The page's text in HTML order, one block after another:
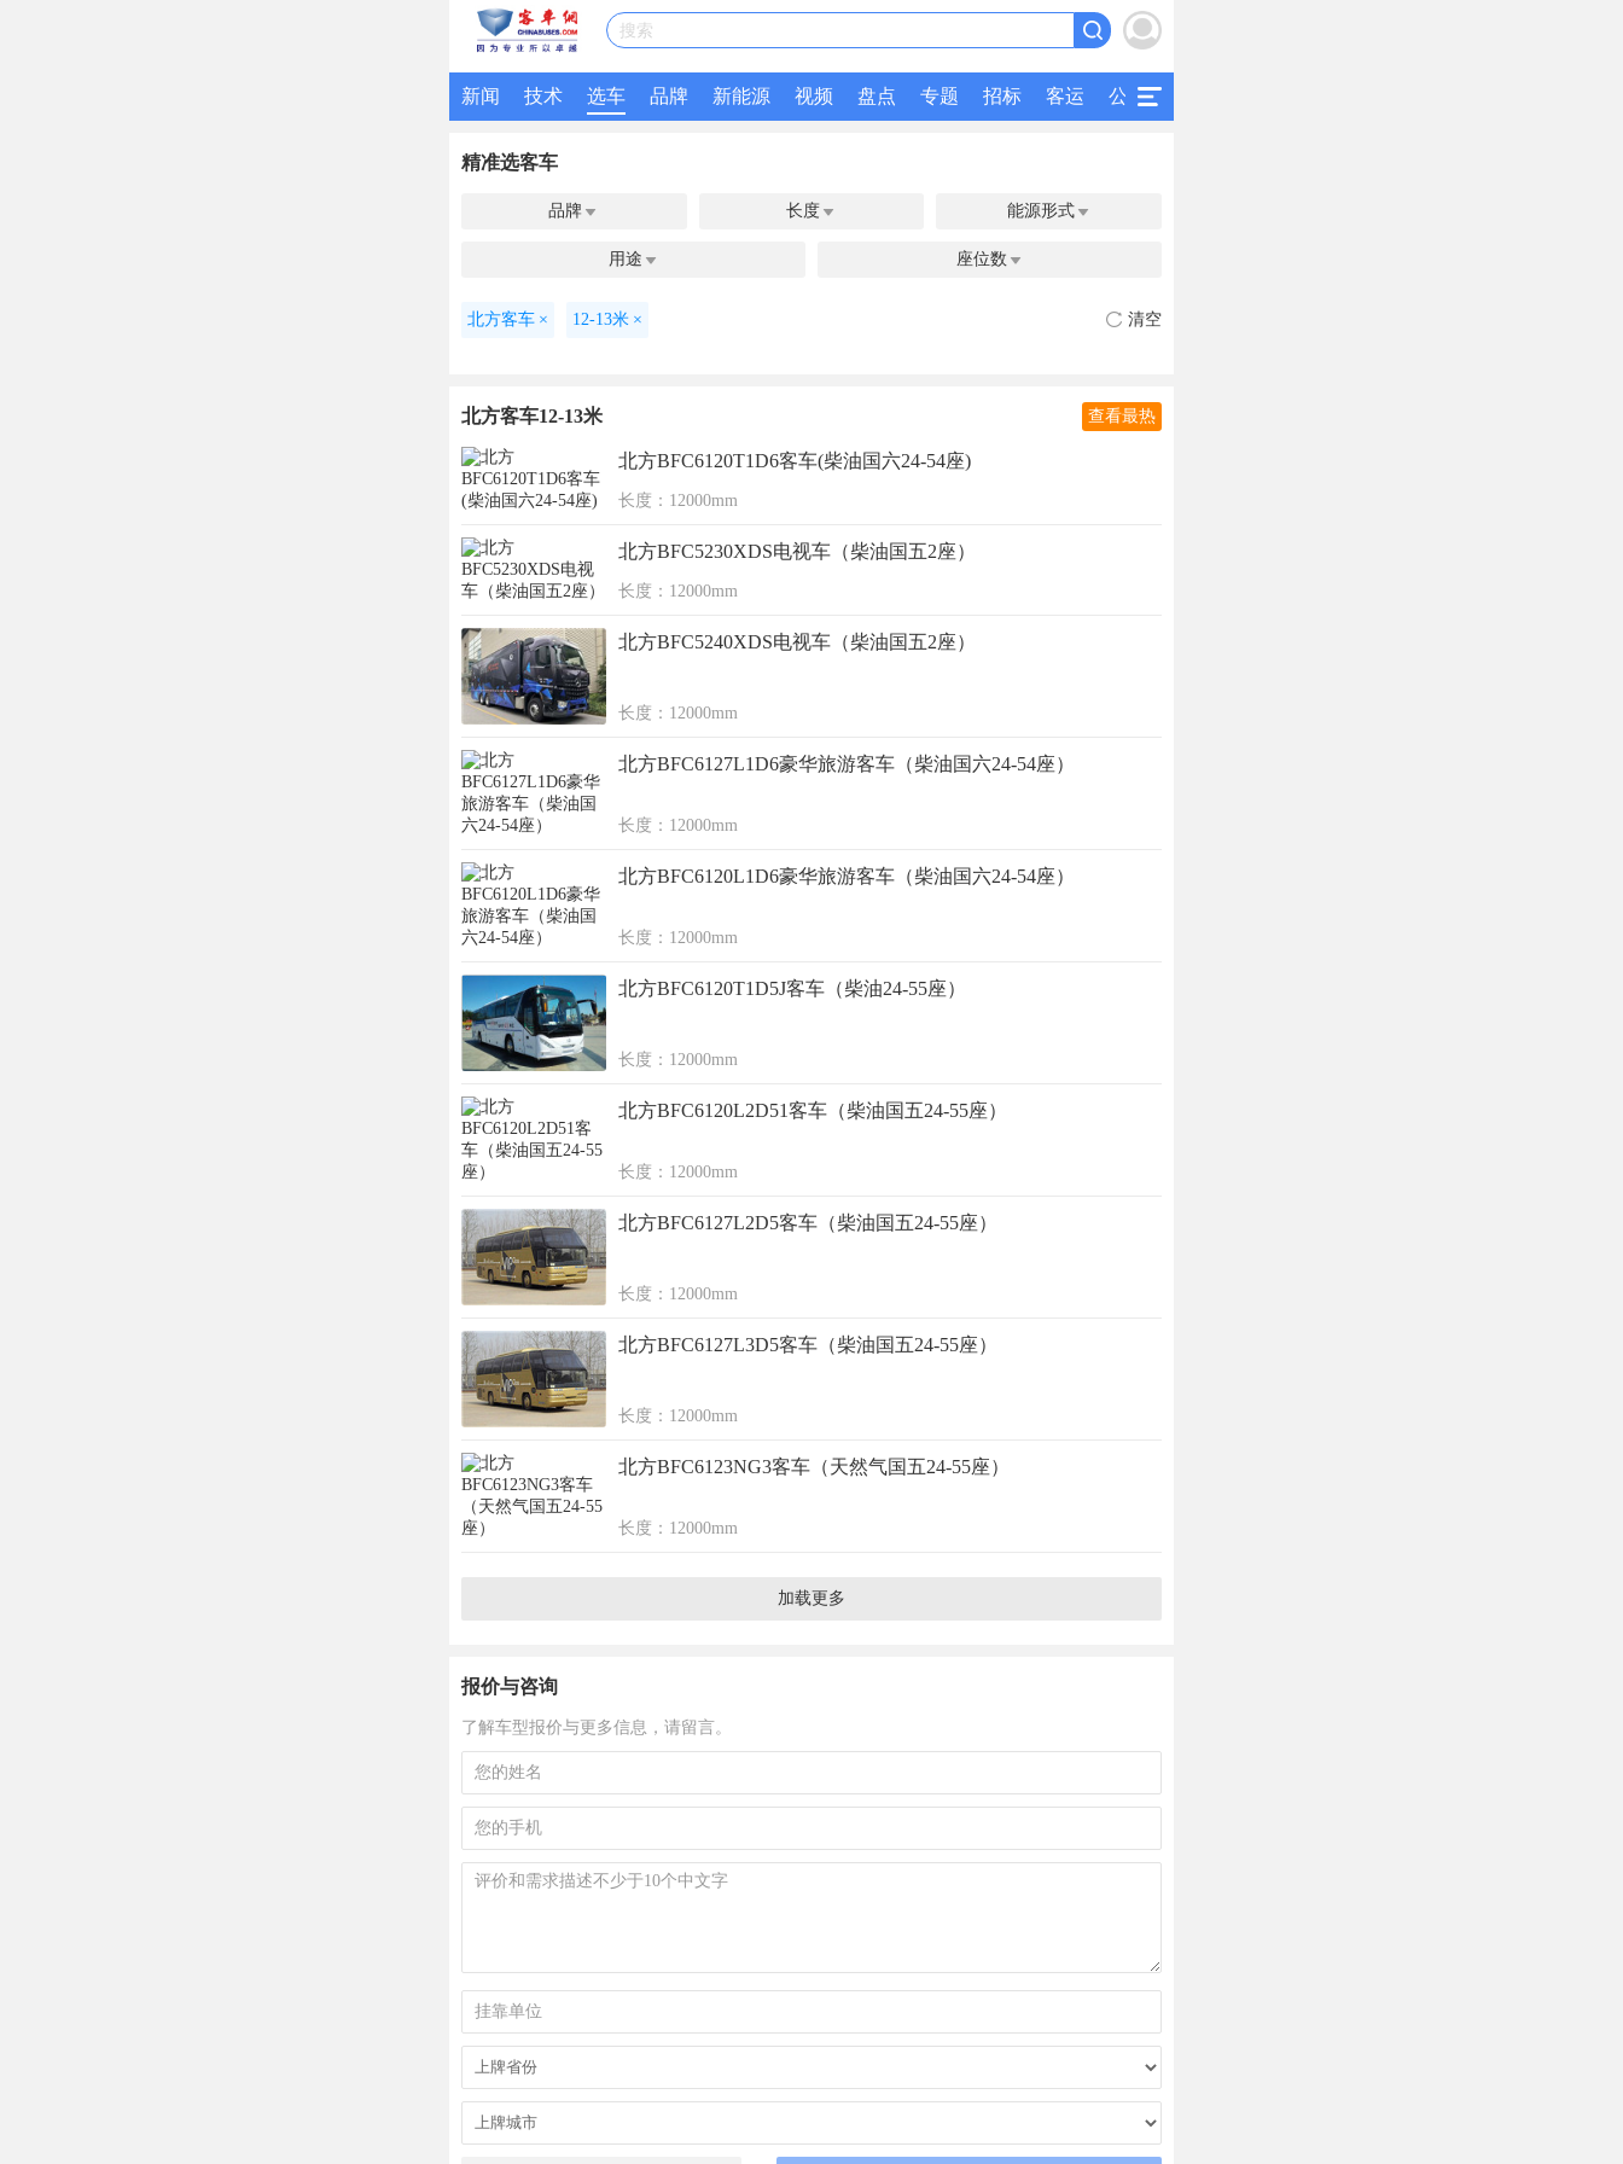
搜索
新闻 技术 选车 品牌 新能源 视频 盘点 专题 招标 客运 公交
精准选客车
品牌  长度 能源形式
用途  座位数 
北方客车 × 12-13米 × 清空
北方客车12-13米 查看最热
北方BFC6120T1D6客车(柴油国六24-54座)
长度：12000mm
北方BFC5230XDS电视车（柴油国五2座）
长度：12000mm
北方BFC5240XDS电视车（柴油国五2座）
长度：12000mm
北方BFC6127L1D6豪华旅游客车（柴油国六24-54座）
长度：12000mm
北方BFC6120L1D6豪华旅游客车（柴油国六24-54座）
长度：12000mm
北方BFC6120T1D5J客车（柴油24-55座）
长度：12000mm
北方BFC6120L2D51客车（柴油国五24-55座）
长度：12000mm
北方BFC6127L2D5客车（柴油国五24-55座）
长度：12000mm
北方BFC6127L3D5客车（柴油国五24-55座）
长度：12000mm
北方BFC6123NG3客车（天然气国五24-55座）
长度：12000mm
加载更多
报价与咨询
了解车型报价与更多信息，请留言。